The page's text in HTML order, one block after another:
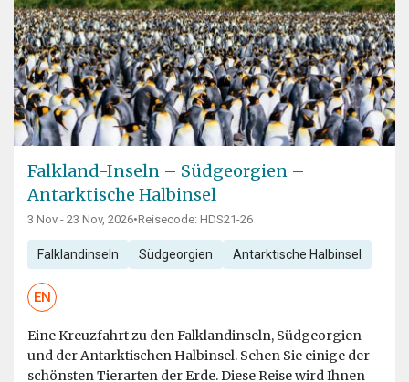
Falkland-Inseln – Südgeorgien –
Antarktische Halbinsel
3 Nov - 23 Nov, 2026•Reisecode: HDS21-26
Falklandinseln Südgeorgien Antarktische Halbinsel
EN
Eine Kreuzfahrt zu den Falklandinseln, Südgeorgien
und der Antarktischen Halbinsel. Sehen Sie einige der
schönsten Tierarten der Erde. Diese Reise wird Ihnen